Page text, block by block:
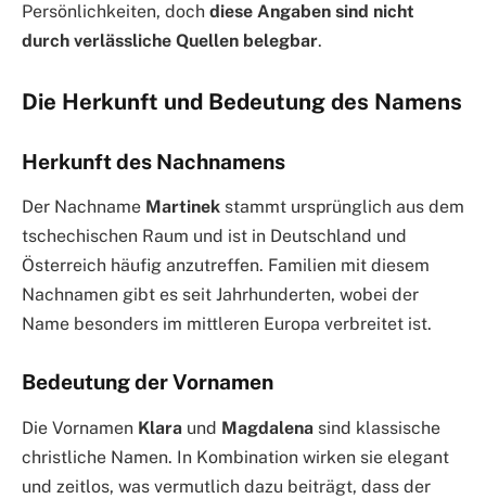
Persönlichkeiten, doch diese Angaben sind nicht
durch verlässliche Quellen belegbar.
Die Herkunft und Bedeutung des Namens
Herkunft des Nachnamens
Der Nachname Martinek stammt ursprünglich aus dem
tschechischen Raum und ist in Deutschland und
Österreich häufig anzutreffen. Familien mit diesem
Nachnamen gibt es seit Jahrhunderten, wobei der
Name besonders im mittleren Europa verbreitet ist.
Bedeutung der Vornamen
Die Vornamen Klara und Magdalena sind klassische
christliche Namen. In Kombination wirken sie elegant
und zeitlos, was vermutlich dazu beiträgt, dass der